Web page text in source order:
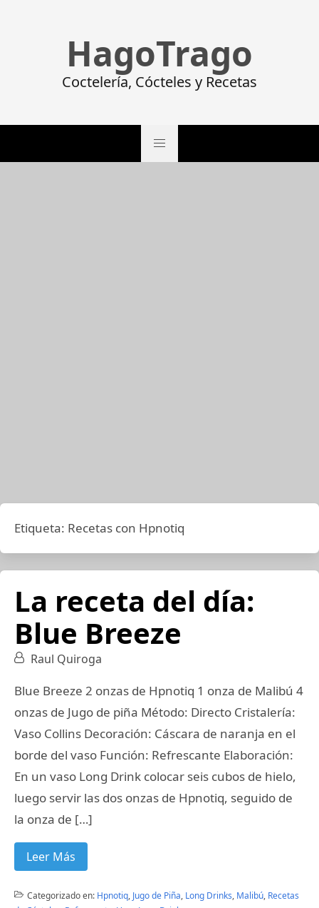
HagoTrago
Coctelería, Cócteles y Recetas
Etiqueta: Recetas con Hpnotiq
La receta del día:
Blue Breeze
Raul Quiroga
Blue Breeze 2 onzas de Hpnotiq 1 onza de Malibú 4
onzas de Jugo de piña Método: Directo Cristalería:
Vaso Collins Decoración: Cáscara de naranja en el
borde del vaso Función: Refrescante Elaboración:
En un vaso Long Drink colocar seis cubos de hielo,
luego servir las dos onzas de Hpnotiq, seguido de
la onza de […]
Leer Más
Categorizado en: Hpnotiq, Jugo de Piña, Long Drinks, Malibú, Recetas